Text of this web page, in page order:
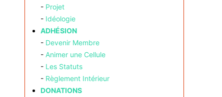
- Projet
- Idéologie
ADHÉSION
- Devenir Membre
- Animer une Cellule
- Les Statuts
- Règlement Intérieur
DONATIONS